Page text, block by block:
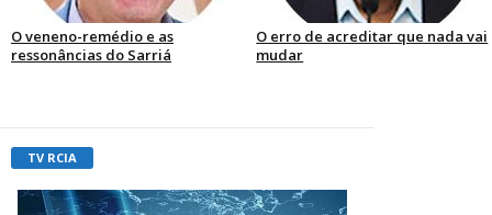
O veneno-remédio e as
ressonâncias do Sarriá
O erro de acreditar que nada vai
mudar
TV RCIA